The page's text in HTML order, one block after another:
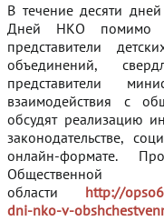
В течение десяти
Дней НКО помимо
представители
объединений,
представители
взаимодействия с
обсудят реализацию
законодательстве,
онлайн-формате.
области http://
dni-nko-v-